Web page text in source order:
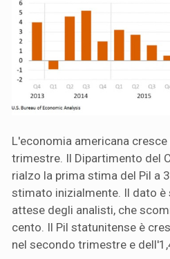
L'economia americana
trimestre. Il Dipartimento del
rialzo la prima stima del Pil a
stimato inizialmente. Il dato è
attese degli analisti, che
cento. Il Pil statunitense è
nel secondo trimestre e